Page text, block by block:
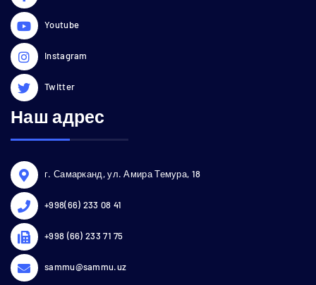
Youtube
Instagram
Twitter
Наш адрес
г. Самарканд, ул. Амира Темура, 18
+998(66) 233 08 41
+998 (66) 233 71 75
sammu@sammu.uz